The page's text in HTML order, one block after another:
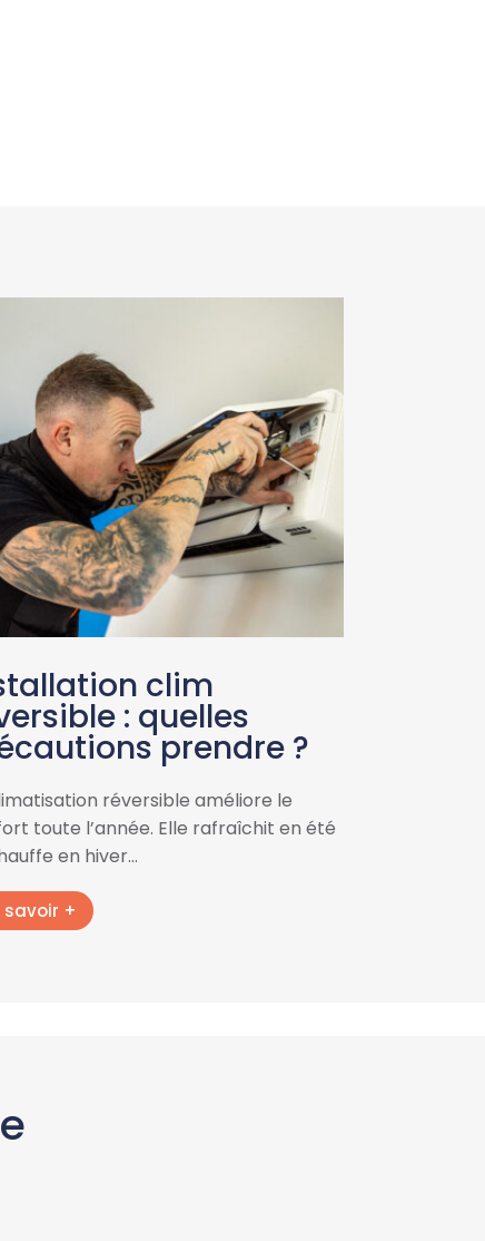
clim
: quelles
prendre ?
réversible améliore le
toute l’année. Elle rafraîchit en été
en hiver…
savoir +